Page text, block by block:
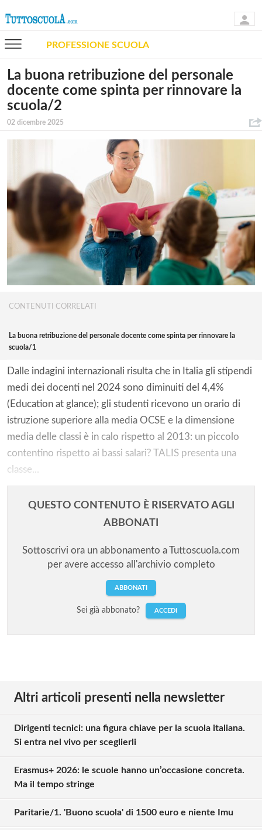
PROFESSIONE SCUOLA
La buona retribuzione del personale
docente come spinta per rinnovare la
scuola/2
02 dicembre 2025
CONTENUTI CORRELATI
La buona retribuzione del personale docente come spinta per rinnovare la
scuola/1
Dalle indagini internazionali risulta che in Italia gli stipendi
medi dei docenti nel 2024 sono diminuiti del 4,4%
(Education at glance); gli studenti ricevono un orario di
istruzione superiore alla media OCSE e la dimensione
media delle classi è in calo rispetto al 2013: un piccolo
contentino rispetto ai bassi salari? TALIS presenta una
classe...
QUESTO CONTENUTO È RISERVATO AGLI
ABBONATI
Sottoscrivi ora un abbonamento a Tuttoscuola.com
per avere accesso all'archivio completo
ABBONATI
Sei già abbonato? ACCEDI
Altri articoli presenti nella newsletter
Dirigenti tecnici: una figura chiave per la scuola italiana.
Si entra nel vivo per sceglierli
Erasmus+ 2026: le scuole hanno un’occasione concreta.
Ma il tempo stringe
Paritarie/1. 'Buono scuola' di 1500 euro e niente Imu